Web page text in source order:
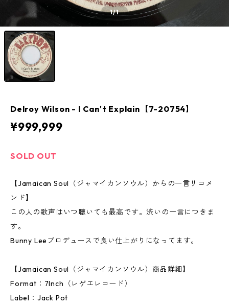
1/1
Delroy Wilson - I Can't Explain【7-20754】
¥999,999
SOLD OUT
【Jamaican Soul（ジャマイカンソウル）からの一言リコメ
ンド】
この人の歌声はいつ聴いても最高です。渋いの一言につきま
す。
Bunny Leeプロデュースで良い仕上がりになってます。
【Jamaican Soul（ジャマイカンソウル）商品詳細】
Format：7Inch（レゲエレコード）
Label：Jack Pot